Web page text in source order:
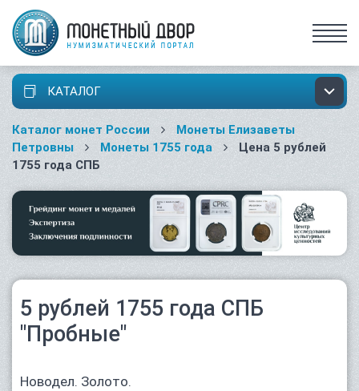
КАТАЛОГ
Каталог монет России
Монеты Елизаветы
Петровны
Монеты 1755 года
Цена 5 рублей
1755 года СПБ
5 рублей 1755 года СПБ
"Пробные"
Новодел. Золото.